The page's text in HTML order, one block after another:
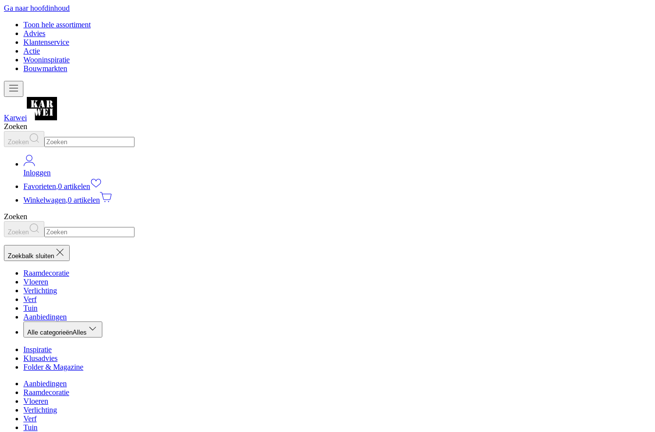
Ga naar hoofdinhoud
Toon hele assortiment
Advies
Klantenservice
Actie
Wooninspiratie
Bouwmarkten
Karwei
Zoeken
Zoeken
Inloggen
Favorieten,0 artikelen
Winkelwagen,0 artikelen
Zoeken
Zoeken
Zoekbalk sluiten
Raamdecoratie
Vloeren
Verlichting
Verf
Tuin
Aanbiedingen
Alle categorieënAlles
Inspiratie
Klusadvies
Folder & Magazine
Aanbiedingen
Raamdecoratie
Vloeren
Verlichting
Verf
Tuin